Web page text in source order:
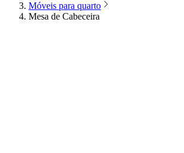
Móveis para quarto
Mesa de Cabeceira